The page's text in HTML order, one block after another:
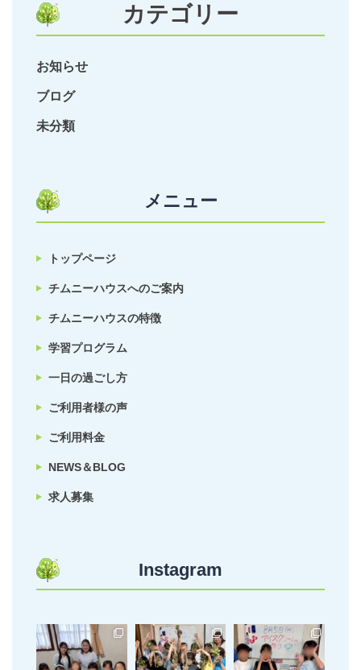
カテゴリー
お知らせ
ブログ
未分類
メニュー
トップページ
チムニーハウスへのご案内
チムニーハウスの特徴
学習プログラム
一日の過ごし方
ご利用者様の声
ご利用料金
NEWS＆BLOG
求人募集
Instagram